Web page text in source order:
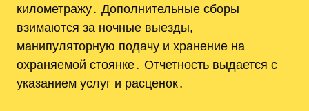
километражу․ Дополнительные сборы
взимаются за ночные выезды,
манипуляторную подачу и хранение на
охраняемой стоянке․ Отчетность выдается с
указанием услуг и расценок․